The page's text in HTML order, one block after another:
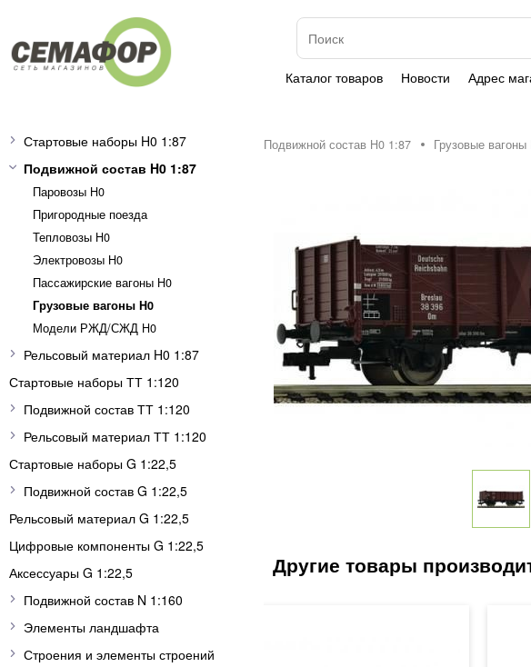
Каталог товаров Новости Адрес
Стартовые наборы H0 1:87
Подвижной состав H0 1:87
Паровозы H0
Пригородные поезда
Тепловозы H0
Электровозы H0
Пассажирские вагоны H0
Грузовые вагоны H0
Модели РЖД/СЖД H0
Рельсовый материал H0 1:87
Стартовые наборы ТТ 1:120
Подвижной состав ТТ 1:120
Рельсовый материал ТТ 1:120
Стартовые наборы G 1:22,5
Подвижной состав G 1:22,5
Рельсовый материал G 1:22,5
Цифровые компоненты G 1:22,5
Аксессуары G 1:22,5
Подвижной состав N 1:160
Элементы ландшафта
Строения и элементы строений
Подвижной состав H0 1:87 Грузовые вагоны